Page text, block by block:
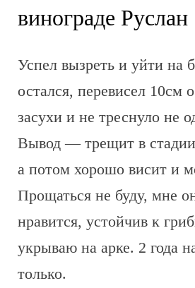
винограде Руслан
Успел вызреть и уйти на
остался, перевисел 10см
засухи и не треснуло не
Вывод — трещит в стадии
а потом хорошо висит и
Прощаться не буду, мне
нравится, устойчив к
укрываю на арке. 2 года
только.